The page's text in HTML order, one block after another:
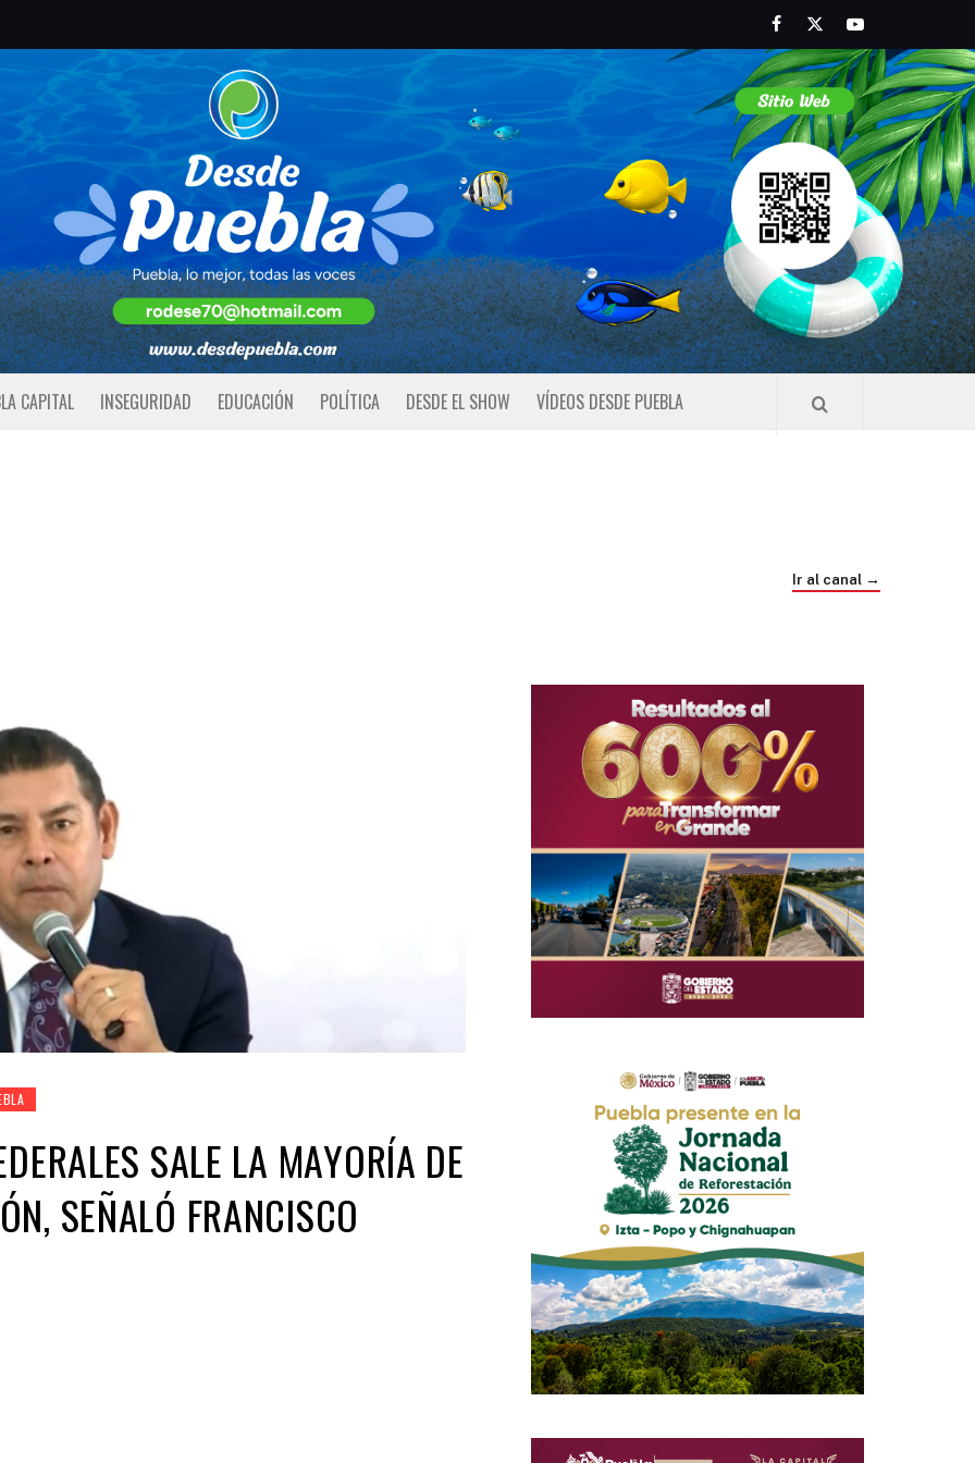
FacebookTwitterYoutube
CAPITAL INSEGURIDAD EDUCACIÓN POLÍTICA DESDE EL SHOW VÍDEOS DESDE PUEBLA
Ir al canal →
SALE LA MAYORÍA DE
SEÑALÓ FRANCISCO